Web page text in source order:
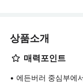
상품소개
매력포인트
에든버러 중심부에